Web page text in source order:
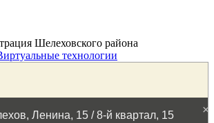
Шелеховского района
технологии